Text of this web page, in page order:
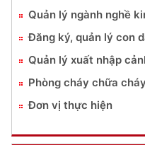
Quản lý ngành nghề
Đăng ký, quản lý con
Quản lý xuất nhập
Phòng cháy chữa cháy
Đơn vị thực hiện